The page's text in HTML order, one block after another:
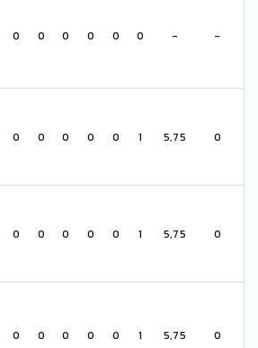
0 0 0 0 0 0 - -
0 0 0 0 0 1 5,75 0
0 0 0 0 0 1 5,75 0
0 0 0 0 0 1 5,75 0